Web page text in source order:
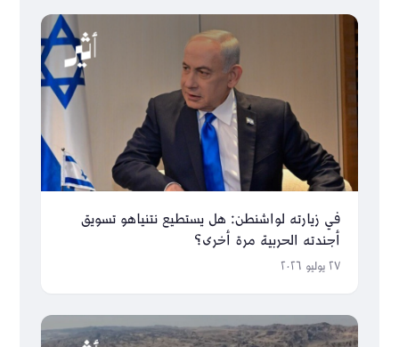
في زيارته لواشنطن: هل يستطيع نتنياهو تسويق
أجندته الحربية مرة أخرى؟
٢٧ يوليو ٢٠٢٦